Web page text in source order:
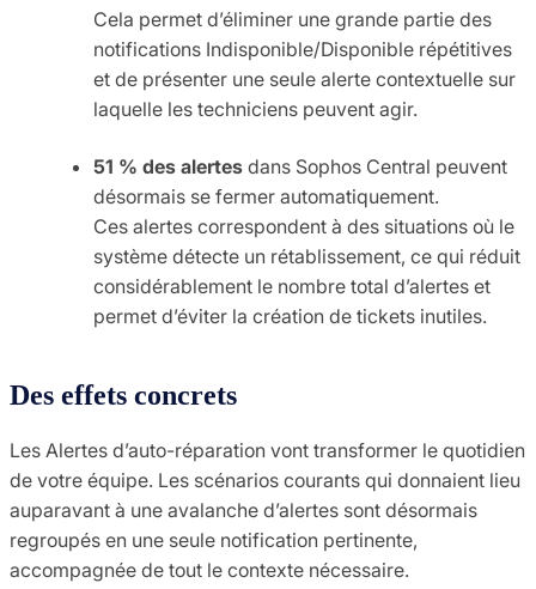
Cela permet d’éliminer une grande partie des
notifications Indisponible/Disponible répétitives
et de présenter une seule alerte contextuelle sur
laquelle les techniciens peuvent agir.
51 % des alertes dans Sophos Central peuvent
désormais se fermer automatiquement.
Ces alertes correspondent à des situations où le
système détecte un rétablissement, ce qui réduit
considérablement le nombre total d’alertes et
permet d’éviter la création de tickets inutiles.
Des effets concrets
Les Alertes d’auto-réparation vont transformer le quotidien
de votre équipe. Les scénarios courants qui donnaient lieu
auparavant à une avalanche d’alertes sont désormais
regroupés en une seule notification pertinente,
accompagnée de tout le contexte nécessaire.